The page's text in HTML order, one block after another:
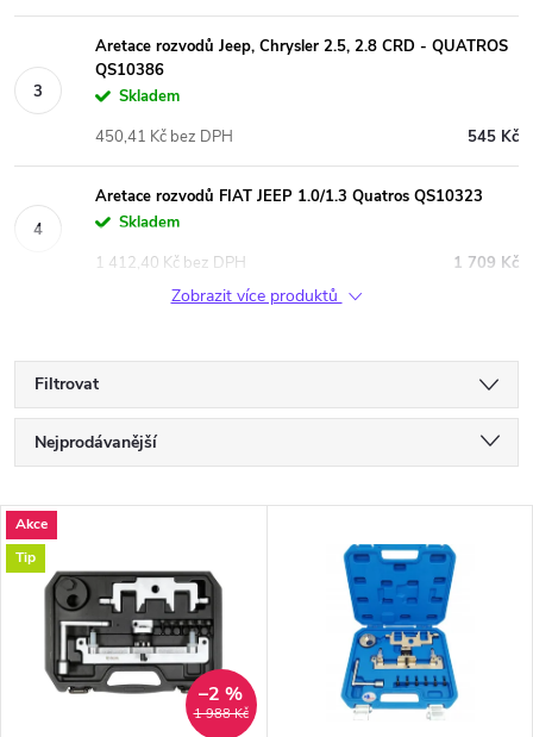
Aretace rozvodů Jeep, Chrysler 2.5, 2.8 CRD - QUATROS
QS10386
Skladem
545 Kč
450,41 Kč bez DPH
Aretace rozvodů FIAT JEEP 1.0/1.3 Quatros QS10323
Skladem
1 709 Kč
1 412,40 Kč bez DPH
Zobrazit více produktů
Filtrovat
Ř
a
z
Nejprodávanější
Nejdražší
Abecedně
V
ý
Akce
Tip
1 988 Kč
–2 %